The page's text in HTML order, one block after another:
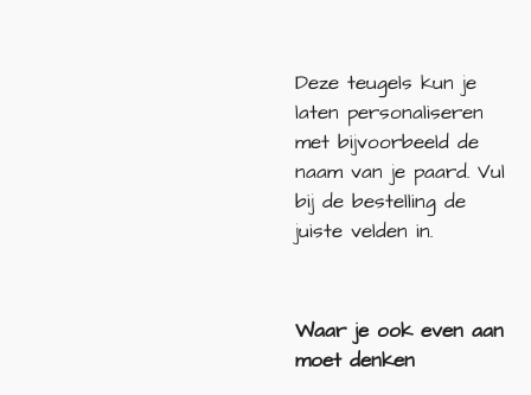
Deze teugels kun je
laten personaliseren
met bijvoorbeeld de
naam van je paard. Vul
bij de bestelling de
juiste velden in.
Waar je ook even aan
moet denken